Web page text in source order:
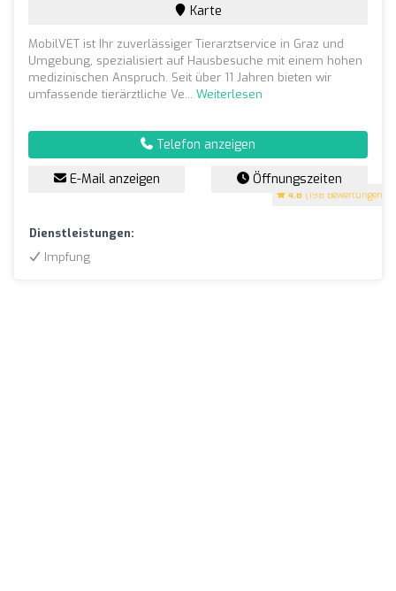
4.8 (198 Bewertungen)
Karte
MobilVET ist Ihr zuverlässiger Tierarztservice in Graz und
Umgebung, spezialisiert auf Hausbesuche mit einem hohen
medizinischen Anspruch. Seit über 11 Jahren bieten wir
umfassende tierärztliche Ve... Weiterlesen
Telefon anzeigen
E-Mail anzeigen Öffnungszeiten
Dienstleistungen:
Impfung